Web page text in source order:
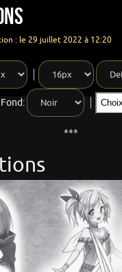
: le 29 juillet 2022 à 12:20
Fond:
***